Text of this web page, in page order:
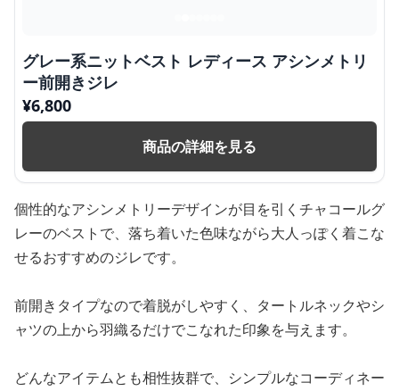
グレー系ニットベスト レディース アシンメトリ
ー前開きジレ
¥6,800
商品の詳細を見る
個性的なアシンメトリーデザインが目を引くチャコールグ
レーのベストで、落ち着いた色味ながら大人っぽく着こな
せるおすすめのジレです。
前開きタイプなので着脱がしやすく、タートルネックやシ
ャツの上から羽織るだけでこなれた印象を与えます。
どんなアイテムとも相性抜群で、シンプルなコーディネー